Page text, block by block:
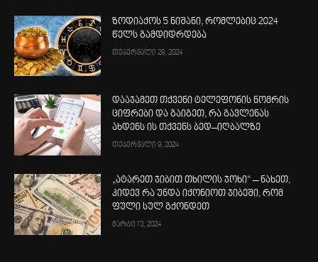
ზოდიაქოს 5 ნიშანი, რომლებიც 2024
წელს გამდიდრდება
თებერვალი 28, 2024
დააჯამეთ თქვენი ტელეფონის ნომრის
ციფრები და გაიგეთ, რა გავლენას
ახდენს ის თქვენს ბედ–იღბალზე
თებერვალი 9, 2024
„ატარეთ ჯიბით თხილის ჯოხი“ – ნახეთ,
კიდევ რა უნდა იქონიოთ ჯიბეში, რომ
ფული სულ გქონდეთ
მარტი 13, 2024